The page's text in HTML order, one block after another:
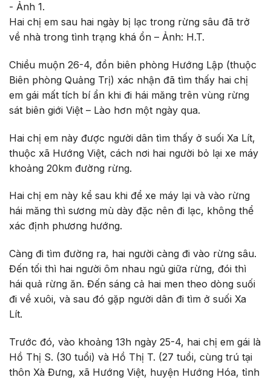
Hai chị em sau hai ngày bị lạc trong rừng sâu đã trở
về nhà trong tình trạng khá ổn – Ảnh: H.T.
Chiều muộn 26-4, đồn biên phòng Hướng Lập (thuộc
Biên phòng Quảng Trị) xác nhận đã tìm thấy hai chị
em gái mất tích bí ẩn khi đi hái măng trên vùng rừng
sát biên giới Việt – Lào hơn một ngày qua.
Hai chị em này được người dân tìm thấy ở suối Xa Lít,
thuộc xã Hướng Việt, cách nơi hai người bỏ lại xe máy
khoảng 20km đường rừng.
Hai chị em này kể sau khi để xe máy lại và vào rừng
hái măng thì sương mù dày đặc nên đi lạc, không thể
xác định phương hướng.
Càng đi tìm đường ra, hai người càng đi vào rừng sâu.
Đến tối thì hai người ôm nhau ngủ giữa rừng, đói thì
hái quả rừng ăn. Đến sáng cả hai men theo dòng suối
đi về xuôi, và sau đó gặp người dân đi tìm ở suối Xa
Lít.
Trước đó, vào khoảng 13h ngày 25-4, hai chị em gái là
Hồ Thị S. (30 tuổi) và Hồ Thị T. (27 tuổi, cùng trú tại
thôn Xà Đưng, xã Hướng Việt, huyện Hướng Hóa, tỉnh